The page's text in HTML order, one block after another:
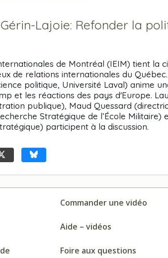
Lajoie: Refonder la
de Montréal (IEIM) tient la
de relations internationales du
politique, Université Laval) anime
et les réactions des pays d'Europe.
publique), Maud Quessard
Stratégique de l’École
participent à la discussion.
Commander une vidéo
Aide – vidéos
Foire aux questions